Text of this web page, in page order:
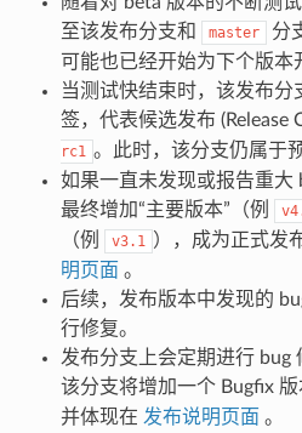
至该发布分支和
master 分
可能也已经开始为下个版本
当测试快结束时，该发布分
签，代表候选发布 (Release
rc1 。此时，该分支仍属于
如果一直未发现或报告重大
最终增加“主要版本”（例
（例
v3.1 ），成为正式发
明页面 。
后续，发布版本中发现的
行修复。
发布分支上会定期进行 bug
该分支将增加一个 Bugfix 版
并体现在 发布说明页面 。